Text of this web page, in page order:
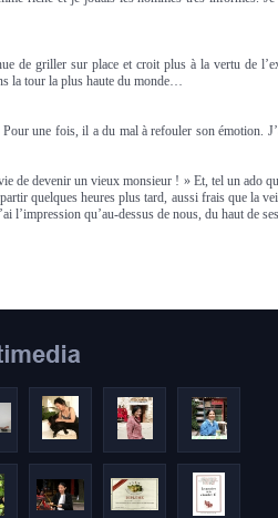
de griller sur place et croit plus à la vertu de
la tour la plus haute du monde…
une fois, il a du mal à refouler son émotion.
de devenir un vieux monsieur ! » Et, tel un ado
quelques heures plus tard, aussi frais que la
l’impression qu’au-dessus de nous, du haut de